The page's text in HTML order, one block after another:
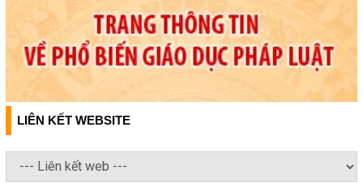
LIÊN KẾT WEBSITE